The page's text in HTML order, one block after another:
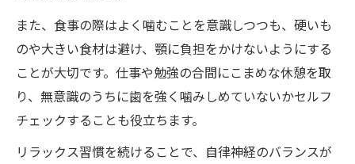
また、食事の際はよく噛むことを意識しつつも、硬いも
のや大きい食材は避け、顎に負担をかけないようにする
ことが大切です。仕事や勉強の合間にこまめな休憩を取
り、無意識のうちに歯を強く噛みしめていないかセルフ
チェックすることも役立ちます。
リラックス習慣を続けることで、自律神経のバランスが